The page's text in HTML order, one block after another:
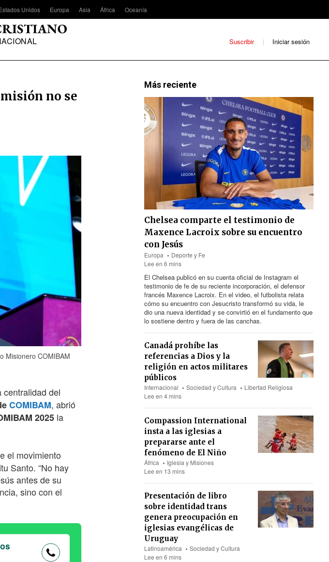
Unidos Europa Asia África Oceanía
Suscribir Iniciar sesión
no se
Misionero COMIBAM
centralidad del
COMIBAM, abrió
2025 la
el movimiento
Santo. “No hay
antes de su
sino con el
Más reciente
Chelsea comparte el testimonio de
Maxence Lacroix sobre su encuentro
con Jesús
Europa
Deporte y Fe
Lee en 6 mins
El Chelsea publicó en su cuenta oficial de Instagram el
testimonio de fe de su reciente incorporación, el defensor
francés Maxence Lacroix. En el video, el futbolista relata
cómo su encuentro con Jesucristo transformó su vida, le
dio una nueva identidad y se convirtió en el fundamento que
lo sostiene dentro y fuera de las canchas.
Canadá prohíbe las
referencias a Dios y la
religión en actos militares
públicos
Internacional Sociedad y Cultura
Libertad Religiosa
Lee en 4 mins
Compassion International
insta a las iglesias a
prepararse ante el
fenómeno de El Niño
África
Iglesia y Misiones
Lee en 13 mins
Presentación de libro
sobre identidad trans
genera preocupación en
iglesias evangélicas de
Uruguay
Latinoamérica
Sociedad y Cultura
Lee en 6 mins